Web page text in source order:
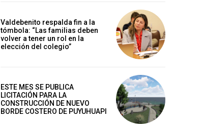
Valdebenito respalda fin a la
tómbola: “Las familias deben
volver a tener un rol en la
elección del colegio”
ESTE MES SE PUBLICA
LICITACIÓN PARA LA
CONSTRUCCIÓN DE NUEVO
BORDE COSTERO DE PUYUHUAPI